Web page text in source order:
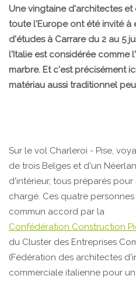
Une vingtaine d'architectes
toute l'Europe ont été invité à
d'études à Carrare du 2 au 5
l'Italie est considérée comme
marbre. Et c'est précisément
matériau aussi traditionnel
Sur le vol Charleroi - Pise,
de trois Belges et d'un
d'intérieur, tous préparés
chargé. Ces quatre
commun accord par la
Confédération Construction
du Cluster des Entreprises
(Fédération des architectes
commerciale italienne pour